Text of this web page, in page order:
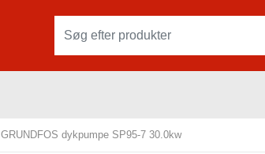
GRUNDFOS dykpumpe SP95-7 30.0kw